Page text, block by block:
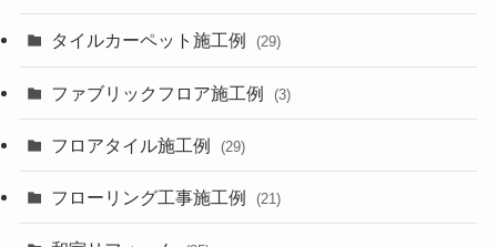
タイルカーペット施工例 (29)
ファブリックフロア施工例 (3)
フロアタイル施工例 (29)
フローリング工事施工例 (21)